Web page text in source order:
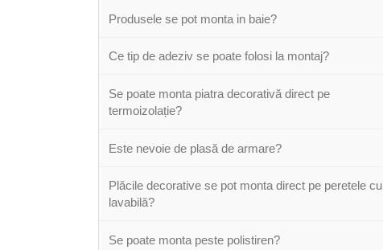
Produsele se pot monta in baie?
Ce tip de adeziv se poate folosi la montaj?
Se poate monta piatra decorativă direct pe
termoizolație?
Este nevoie de plasă de armare?
Plăcile decorative se pot monta direct pe peretele cu
lavabilă?
Se poate monta peste polistiren?